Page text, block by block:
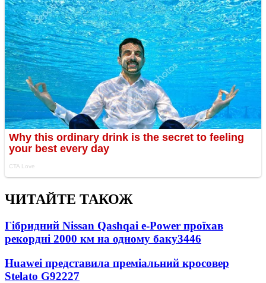
ЧИТАЙТЕ ТАКОЖ
Гібридний Nissan Qashqai e-Power проїхав
рекордні 2000 км на одному баку3446
Huawei представила преміальний кросовер
Stelato G92227